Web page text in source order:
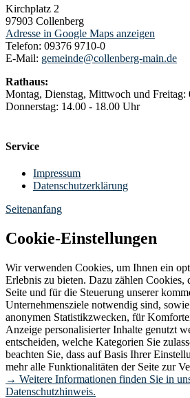
Kirchplatz 2
97903 Collenberg
Adresse in Google Maps anzeigen
Telefon: 09376 9710-0
E-Mail: gemeinde@collenberg-main.de
Rathaus:
Montag, Dienstag, Mittwoch und Freitag:
Donnerstag: 14.00 - 18.00 Uhr
Service
Impressum
Datenschutzerklärung
Seitenanfang
Cookie-Einstellungen
Wir verwenden Cookies, um Ihnen ein
Erlebnis zu bieten. Dazu zählen Cookies,
Seite und für die Steuerung unserer
Unternehmensziele notwendig sind,
anonymen Statistikzwecken, für
Anzeige personalisierter Inhalte genutzt
entscheiden, welche Kategorien Sie
beachten Sie, dass auf Basis Ihrer
mehr alle Funktionalitäten der Seite zur
→ Weitere Informationen finden Sie in
Datenschutzhinweis.